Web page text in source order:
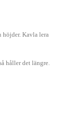
höjder. Kavla lera
håller det längre.